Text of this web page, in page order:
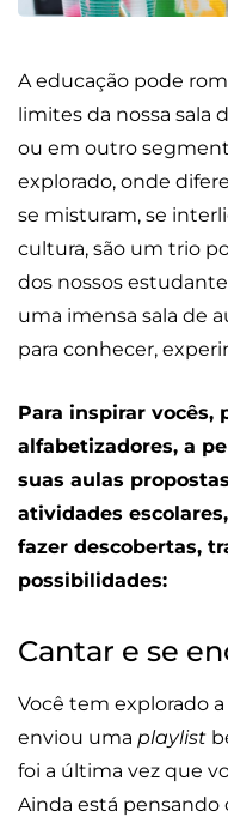
A educação pode
limites da nossa sala
ou em outro
explorado, onde
se misturam, se
cultura, são um trio
dos nossos
uma imensa sala de
para conhecer,
Para inspirar vocês,
alfabetizadores, a
suas aulas
atividades
fazer descobertas,
possibilidades:
Cantar e se
Você tem explorado
enviou uma playlist
foi a última vez que
Ainda está pensando